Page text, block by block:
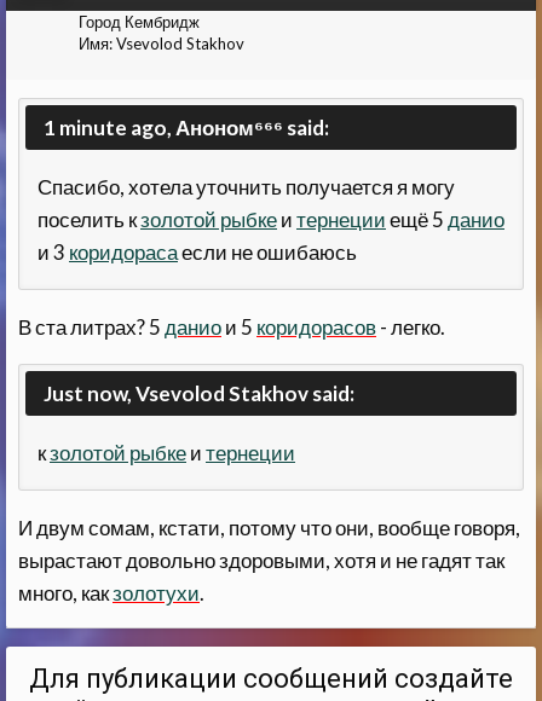
Город Кембридж
Имя:Vsevolod Stakhov
1 minute ago, Аноном⁶⁶⁶ said:
Спасибо, хотела уточнить получается я могу
поселить кзолотой рыбкеитернецииещё 5 данио
и 3 коридорасаесли не ошибаюсь
В ста литрах? 5 даниои 5 коридорасов- легко.
Just now, Vsevolod Stakhov said:
кзолотой рыбкеитернеции
И двум сомам, кстати, потому что они, вообще говоря,
вырастают довольно здоровыми, хотя и не гадят так
много, какзолотухи.
Для публикации сообщений создайте